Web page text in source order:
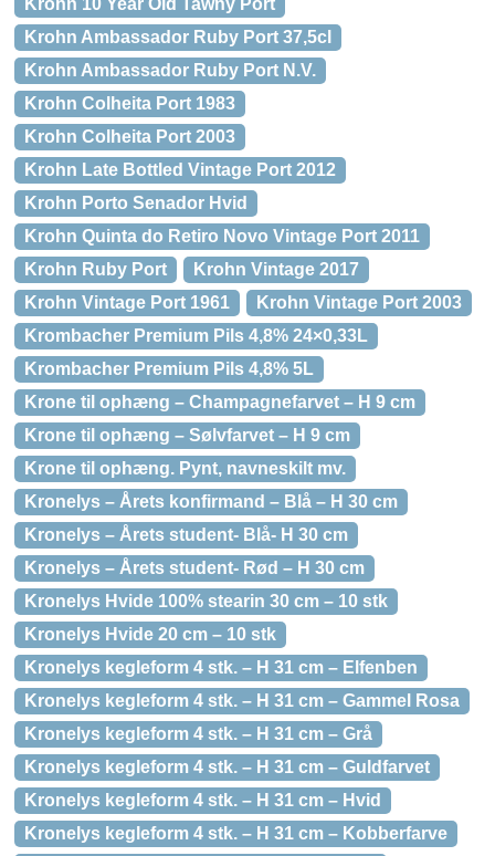
Krohn 10 Year Old Tawny Port
Krohn Ambassador Ruby Port 37,5cl
Krohn Ambassador Ruby Port N.V.
Krohn Colheita Port 1983
Krohn Colheita Port 2003
Krohn Late Bottled Vintage Port 2012
Krohn Porto Senador Hvid
Krohn Quinta do Retiro Novo Vintage Port 2011
Krohn Ruby Port
Krohn Vintage 2017
Krohn Vintage Port 1961
Krohn Vintage Port 2003
Krombacher Premium Pils 4,8% 24×0,33L
Krombacher Premium Pils 4,8% 5L
Krone til ophæng – Champagnefarvet – H 9 cm
Krone til ophæng – Sølvfarvet – H 9 cm
Krone til ophæng. Pynt, navneskilt mv.
Kronelys – Årets konfirmand – Blå – H 30 cm
Kronelys – Årets student- Blå- H 30 cm
Kronelys – Årets student- Rød – H 30 cm
Kronelys Hvide 100% stearin 30 cm – 10 stk
Kronelys Hvide 20 cm – 10 stk
Kronelys kegleform 4 stk. – H 31 cm – Elfenben
Kronelys kegleform 4 stk. – H 31 cm – Gammel Rosa
Kronelys kegleform 4 stk. – H 31 cm – Grå
Kronelys kegleform 4 stk. – H 31 cm – Guldfarvet
Kronelys kegleform 4 stk. – H 31 cm – Hvid
Kronelys kegleform 4 stk. – H 31 cm – Kobberfarve